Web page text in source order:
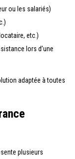
ou les salariés)
etc.)
lors d’une
adaptée à toutes
plusieurs